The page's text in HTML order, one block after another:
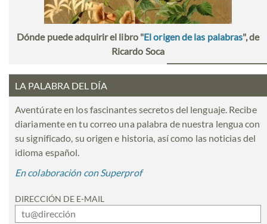
Dónde puede adquirir el libro "El origen de las palabras", de
Ricardo Soca
LA PALABRA DEL DÍA
Aventúrate en los fascinantes secretos del lenguaje. Recibe
diariamente en tu correo una palabra de nuestra lengua con
su significado, su origen e historia, así como las noticias del
idioma español.
En colaboración con Superprof
DIRECCIÓN DE E-MAIL